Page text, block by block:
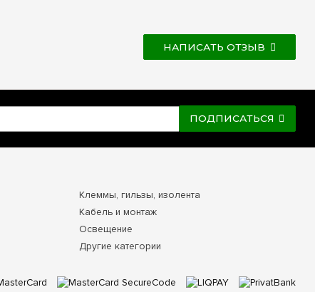
НАПИСАТЬ ОТЗЫВ
ПОДПИСАТЬСЯ
Клеммы, гильзы, изолента
Кабель и монтаж
Освещение
Другие категории